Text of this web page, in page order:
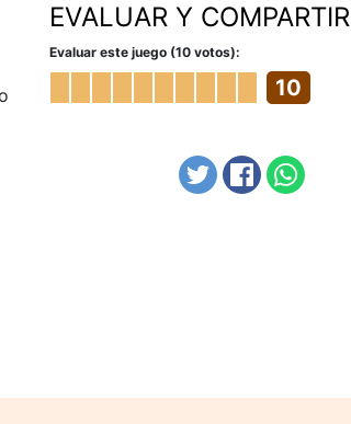
EVALUAR Y COMPARTIR
Evaluar este juego (10 votos):
10